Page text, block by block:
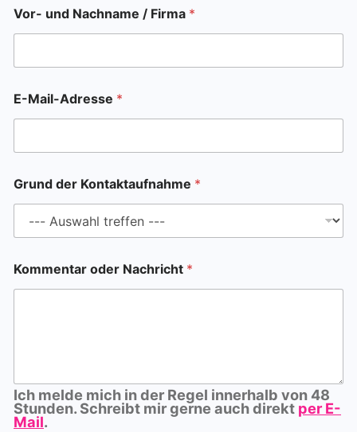
Vor- und Nachname / Firma *
E-Mail-Adresse *
d
e
o
e
r
u
Grund der Kontaktaufnahme *
Kommentar oder Nachricht *
Ich melde mich in der Regel innerhalb von 48
Stunden. Schreibt mir gerne auch direkt per E-
Mail.